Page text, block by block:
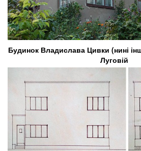
Будинок Владислава Цивки (нині
Луговій